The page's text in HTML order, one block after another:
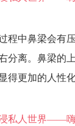
程中鼻梁会有
分离。鼻梁的
得更加的人性化